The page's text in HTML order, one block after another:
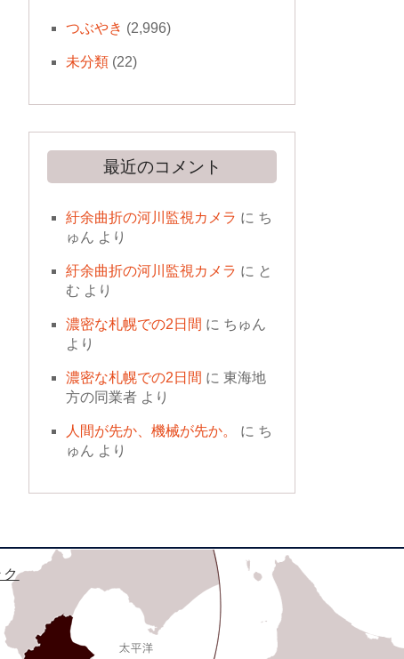
つぶやき (2,996)
未分類(22)
最近のコメント
紆余曲折の河川監視カメラ に ち
ゅん より
紆余曲折の河川監視カメラ に と
む より
濃密な札幌での2日間 に ちゅん
より
濃密な札幌での2日間 に 東海地
方の同業者より
人間が先か、機械が先か。 に ち
ゅん より
ク